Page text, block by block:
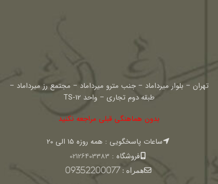
تهران – بلوار میرداماد – جنب مترو میرداماد – مجتمع رز میرداماد –
طبقه دوم تجاری – واحد TS-12
بدون هماهنگی قبلی مراجعه نکنید
ساعات پاسخگویی : همه روزه 15 الی 20
فروشگاه : 02126403383
همراه :09352200077